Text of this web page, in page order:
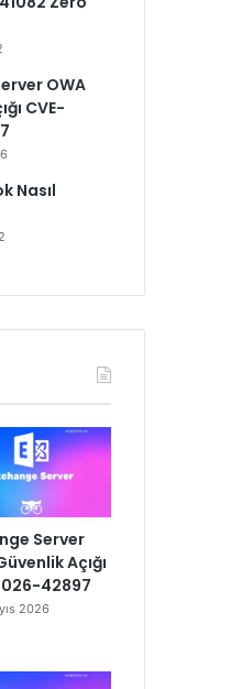
OWA
CVE-
Nasıl
Server
Açığı
42897
2026